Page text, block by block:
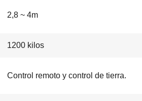
2,8 ~ 4m
1200 kilos
Control remoto y control de tierra.